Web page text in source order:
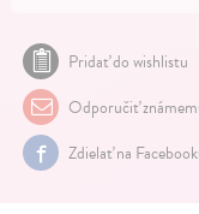
Pridať do wishlistu
Odporučiť
Zdielať na